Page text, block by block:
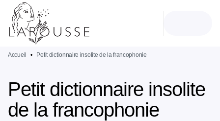
MENU
PIED DE PAGE
Accueil • Petit dictionnaire insolite de la francophonie
Petit dictionnaire insolite
de la francophonie